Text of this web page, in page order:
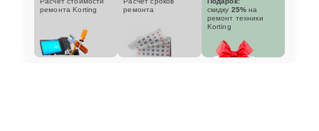
ремонта Korting
ремонта
скидку 25% на
ремонт техники
Korting